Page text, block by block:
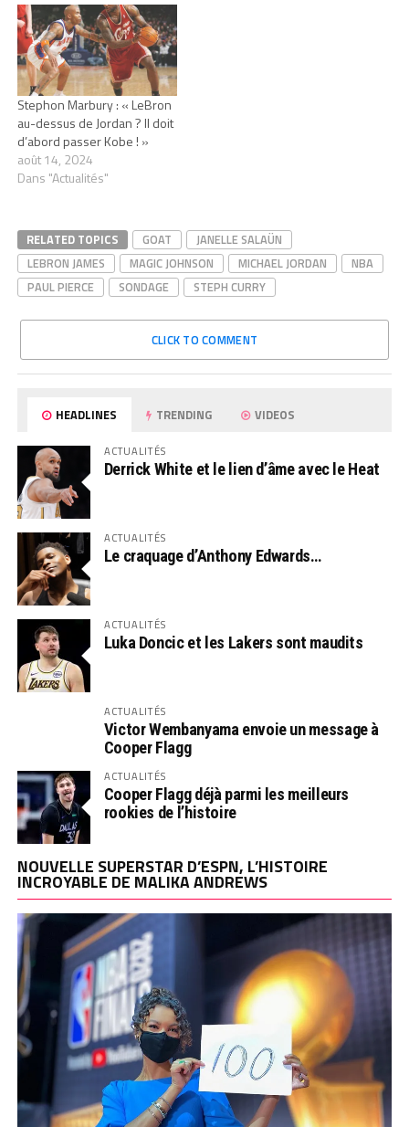
Stephon Marbury : « LeBron
au-dessus de Jordan ? Il doit
d’abord passer Kobe ! »
août 14, 2024
Dans "Actualités"
RELATED TOPICS GOAT
JANELLE SALAÜN
LEBRON JAMES
MAGIC JOHNSON MICHAEL JORDAN
NBA
PAUL PIERCE
SONDAGE STEPH CURRY
CLICK TO COMMENT
HEADLINES TRENDING VIDEOS
ACTUALITÉS
Derrick White et le lien d’âme avec le Heat
ACTUALITÉS
Le craquage d’Anthony Edwards…
ACTUALITÉS
Luka Doncic et les Lakers sont maudits
ACTUALITÉS
Victor Wembanyama envoie un message à
Cooper Flagg
ACTUALITÉS
Cooper Flagg déjà parmi les meilleurs
rookies de l’histoire
NOUVELLE SUPERSTAR D’ESPN, L’HISTOIRE
INCROYABLE DE MALIKA ANDREWS